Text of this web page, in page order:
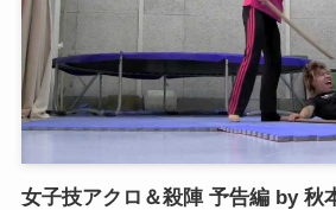
女子技アクロ＆殺陣 予告編 by 秋